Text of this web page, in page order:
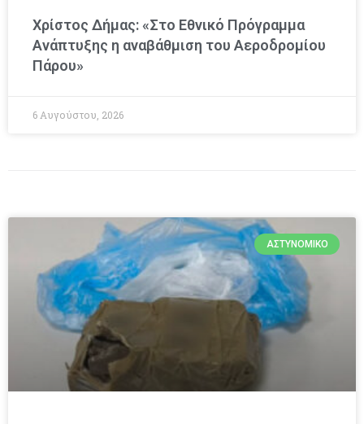
Χρίστος Δήμας: «Στο Εθνικό Πρόγραμμα
Ανάπτυξης η αναβάθμιση του Αεροδρομίου
Πάρου»
6 Αυγούστου, 2026
ΑΣΤΥΝΟΜΙΚΌ